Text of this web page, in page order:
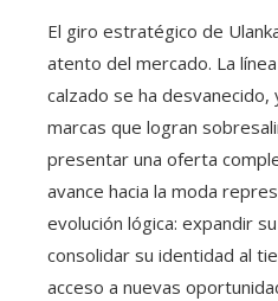
El giro estratégico de
atento del mercado. La
calzado se ha desvanecido,
marcas que logran
presentar una oferta
avance hacia la moda
evolución lógica: expandir
consolidar su identidad al
acceso a nuevas